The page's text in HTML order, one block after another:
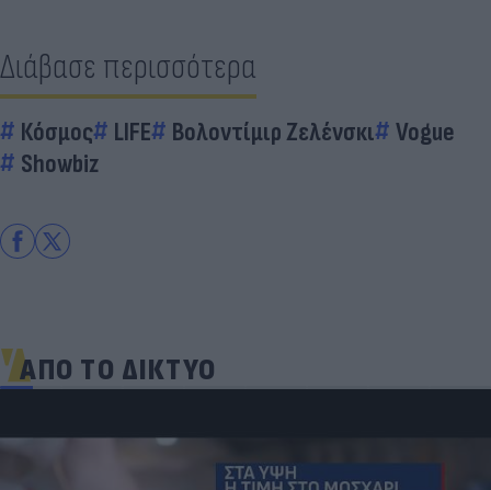
Διάβασε περισσότερα
Κόσμος LIFE Βολοντίμιρ Ζελένσκι
Vogue
Showbiz
ΑΠΟ ΤΟ ΔΙΚΤΥΟ